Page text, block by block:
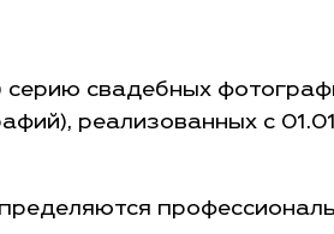
свадебных
реализованных с